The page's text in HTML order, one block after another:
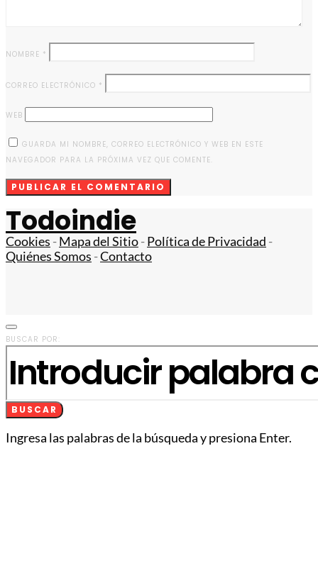
NOMBRE *
CORREO ELECTRÓNICO *
WEB
GUARDA MI NOMBRE, CORREO ELECTRÓNICO Y WEB EN ESTE
NAVEGADOR PARA LA PRÓXIMA VEZ QUE COMENTE.
Todoindie
Cookies -Mapa del Sitio-Política de Privacidad -
Quiénes Somos -Contacto
BUSCAR POR:
BUSCAR
Ingresa las palabras de la búsqueda y presiona Enter.